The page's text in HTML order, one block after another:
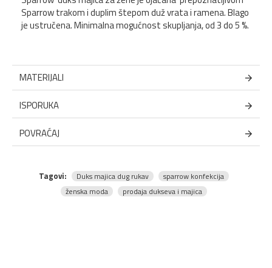
Sparrow trakom i duplim štepom duž vrata i ramena. Blago
je ustručena. Minimalna mogućnost skupljanja, od 3 do 5 %.
MATERIJALI
ISPORUKA
POVRAĆAJ
Tagovi: Duks majica dug rukav
sparrow konfekcija
ženska moda
prodaja dukseva i majica